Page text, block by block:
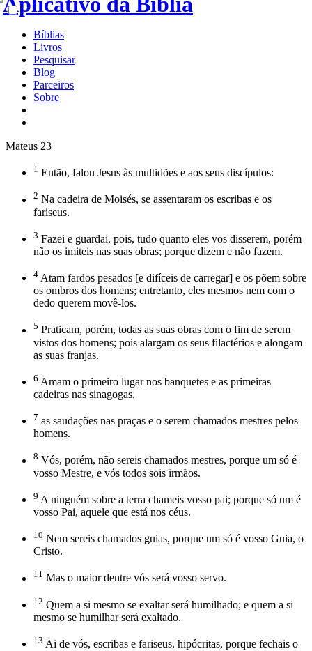
Bíblias
Livros
Pesquisar
Blog
Parceiros
Sobre
Mateus 23
1 Então, falou Jesus às multidões e aos seus discípulos:
2 Na cadeira de Moisés, se assentaram os escribas e os
fariseus.
3 Fazei e guardai, pois, tudo quanto eles vos disserem, porém
não os imiteis nas suas obras; porque dizem e não fazem.
4 Atam fardos pesados [e difíceis de carregar] e os põem sobre
os ombros dos homens; entretanto, eles mesmos nem com o
dedo querem movê-los.
5 Praticam, porém, todas as suas obras com o fim de serem
vistos dos homens; pois alargam os seus filactérios e alongam
as suas franjas.
6 Amam o primeiro lugar nos banquetes e as primeiras
cadeiras nas sinagogas,
7 as saudações nas praças e o serem chamados mestres pelos
homens.
8 Vós, porém, não sereis chamados mestres, porque um só é
vosso Mestre, e vós todos sois irmãos.
9 A ninguém sobre a terra chameis vosso pai; porque só um é
vosso Pai, aquele que está nos céus.
10 Nem sereis chamados guias, porque um só é vosso Guia, o
Cristo.
11 Mas o maior dentre vós será vosso servo.
12 Quem a si mesmo se exaltar será humilhado; e quem a si
mesmo se humilhar será exaltado.
13 Ai de vós, escribas e fariseus, hipócritas, porque fechais o